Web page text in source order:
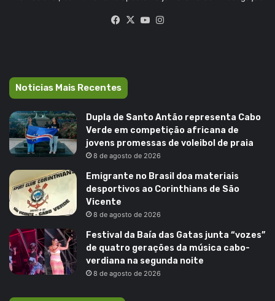
Facebook
X YouTube
Noticias Mais Recentes
Dupla de Santo Antão representa Cabo
Verde em competição africana de
jovens promessas de voleibol de praia
8 de agosto de 2026
Emigrante no Brasil doa materiais
desportivos ao Corinthians de São
Vicente
8 de agosto de 2026
Festival da Baía das Gatas junta “vozes”
de quatro gerações da música cabo-
verdiana na segunda noite
8 de agosto de 2026